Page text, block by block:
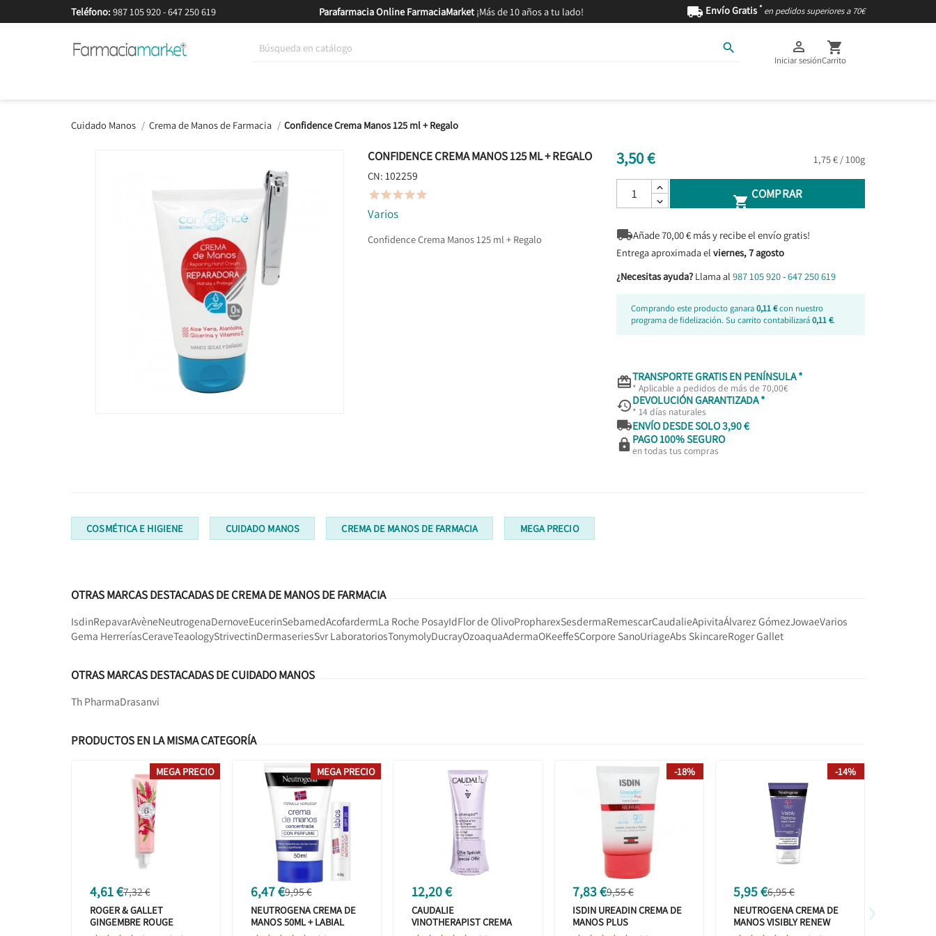
Teléfono: 987 105 920-647 250 619 Parafarmacia Online FarmaciaMarket¡Más de 10 años a tu lado!  Envío Gratis * en pedidos superiores a 70€
 
Iniciar sesión

Carrito
Cuidado Manos Crema de Manos de Farmacia Confidence Crema Manos 125 ml + Regalo
CONFIDENCE CREMA MANOS 125 ML + REGALO
CN: 102259

Varios
Confidence Crema Manos 125 ml + Regalo
3,50 € 1,75 € / 100g
 COMPRAR
Añade70,00€ más y recibe el envío gratis!
Entrega aproximada el viernes, 7 agosto
¿Necesitas ayuda? Llama al 987 105 920-647 250 619
Comprando este producto ganara0,11 €con nuestro
programa de fidelización. Su carrito contabilizará0,11 €.
TRANSPORTE GRATIS EN PENÍNSULA *
* Aplicable a pedidos de más de 70,00€
DEVOLUCIÓN GARANTIZADA *
* 14 días naturales
ENVÍO DESDE SOLO 3,90 €
 PAGO 100% SEGURO
en todas tus compras
COSMÉTICA E HIGIENE CUIDADO MANOS CREMA DE MANOS DE FARMACIA MEGA PRECIO
OTRAS MARCAS DESTACADAS DE CREMA DE MANOS DE FARMACIA
IsdinRepavarAvèneNeutrogenaDernoveEucerinSebamedAcofardermLa Roche PosayIdFlor de OlivoPropharexSesdermaRemescarCaudalieApivitaÁlvarez GómezJowaeVarios
Gema HerreríasCeraveTeaologyStrivectinDermaseriesSvr LaboratoriosTonymolyDucrayOzoaquaAdermaOKeeffeSCorpore SanoUriageAbs SkincareRoger Gallet
OTRAS MARCAS DESTACADAS DE CUIDADO MANOS
Th PharmaDrasanvi
PRODUCTOS EN LA MISMA CATEGORÍA
4,61 €7,32 €
ROGER & GALLET
GINGEMBRE ROUGE
MEGA PRECIO
6,47 €9,95 €
NEUTROGENA CREMA DE
MANOS 50ML + LABIAL
MEGA PRECIO
12,20 €
CAUDALIE
VINOTHERAPIST CREMA
7,83 €9,55 €
ISDIN UREADIN CREMA DE
MANOS PLUS
-18%
5,95 €6,95 €
NEUTROGENA CREMA DE
MANOS VISIBLY RENEW
-14%
›